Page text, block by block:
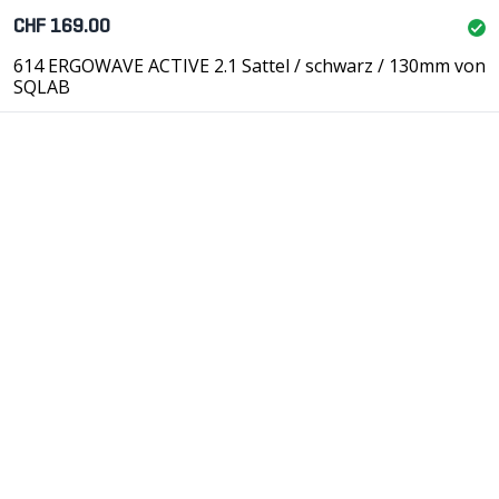
CHF 169.00
614 ERGOWAVE ACTIVE 2.1 Sattel / schwarz / 130mm von
SQLAB